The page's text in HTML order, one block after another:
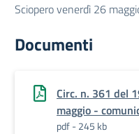
Sciopero venerdì 26
Documenti
Circ. n. 361 del
maggio -
pdf - 245 kb